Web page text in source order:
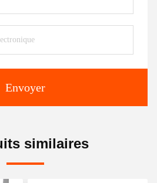
Envoyer
similaires